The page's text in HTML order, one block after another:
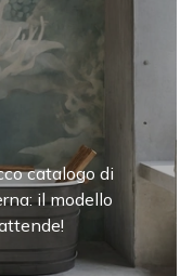
catalogo di
il modello